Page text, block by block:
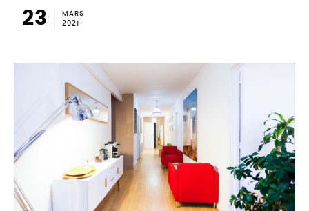
MARS
23 2021